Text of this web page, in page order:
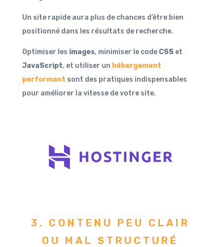
Un site rapide aura plus de chances d’être bien
positionné dans les résultats de recherche.
Optimiser les images, minimiser le code CSSet
JavaScript, et utiliser un hébergement
performant sont des pratiques indispensables
pour améliorer la vitesse de votre site.
3. CONTENU PEU CLAIR
OU MAL STRUCTURÉ